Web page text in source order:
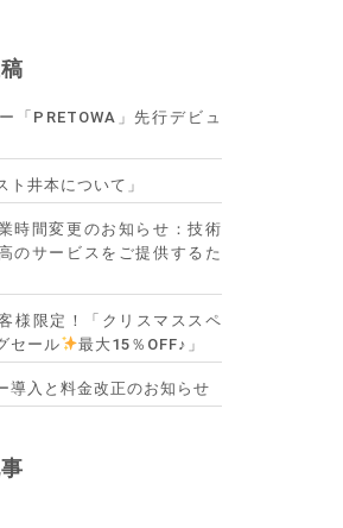
「PRETOWA」先行デビュ
ト井本について」
時間変更のお知らせ：技術
のサービスをご提供するた
様限定！「クリスマススペ
セール
最大15％OFF♪」
導入と料金改正のお知らせ